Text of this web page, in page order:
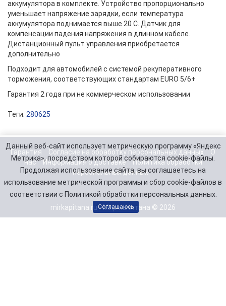
аккумулятора в комплекте. Устройство пропорционально
уменьшает напряжение зарядки, если температура
аккумулятора поднимается выше 20 С. Датчик для
компенсации падения напряжения в длинном кабеле.
Дистанционный пульт управления приобретается
дополнительно
Подходит для автомобилей с системой рекуперативного
торможения, соответствующих стандартам EURO 5/6+
Гарантия 2 года при не коммерческом использовании
Теги: 280625
Гарантия Согласие на обработку персональных данных
О
нас
Информация о доставке
Политика обработки
персональных данных
mirkapitana.ru - Мир капитана © 2026
Данный веб-сайт использует метрическую программу «Яндекс
Метрика», посредством которой собираются cookie-файлы.
Продолжая использование сайта, вы соглашаетесь на
использование метрической программы и сбор cookie-файлов в
соответствии с Политикой обработки персональных данных.
Соглашаюсь